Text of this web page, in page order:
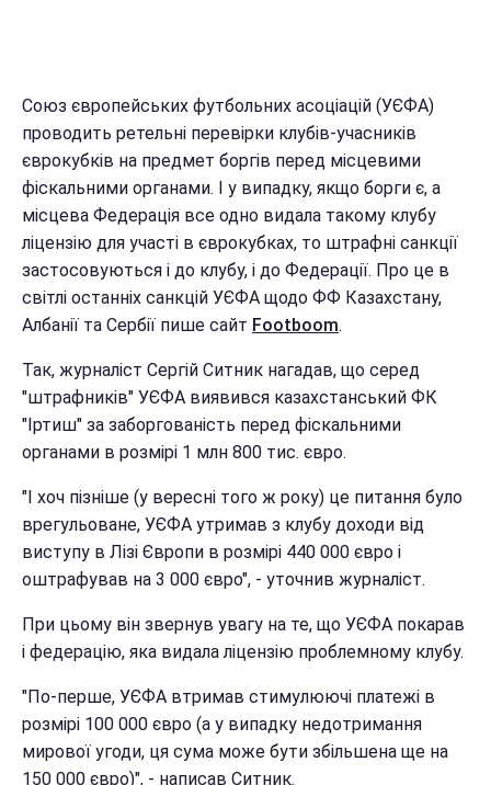
Союз європейських футбольних асоціацій (УЄФА)
проводить ретельні перевірки клубів-учасників
єврокубків на предмет боргів перед місцевими
фіскальними органами. І у випадку, якщо борги є, а
місцева Федерація все одно видала такому клубу
ліцензію для участі в єврокубках, то штрафні санкції
застосовуються і до клубу, і до Федерації. Про це в
світлі останніх санкцій УЄФА щодо ФФ Казахстану,
Албанії та Сербії пише сайт Footboom.
Так, журналіст Сергій Ситник нагадав, що серед
"штрафників" УЄФА виявився казахстанський ФК
"Іртиш" за заборгованість перед фіскальними
органами в розмірі 1 млн 800 тис. євро.
"І хоч пізніше (у вересні того ж року) це питання було
врегульоване, УЄФА утримав з клубу доходи від
виступу в Лізі Європи в розмірі 440 000 євро і
оштрафував на 3 000 євро", - уточнив журналіст.
При цьому він звернув увагу на те, що УЄФА покарав
і федерацію, яка видала ліцензію проблемному клубу.
"По-перше, УЄФА втримав стимулюючі платежі в
розмірі 100 000 євро (а у випадку недотримання
мирової угоди, ця сума може бути збільшена ще на
150 000 євро)", - написав Ситник.